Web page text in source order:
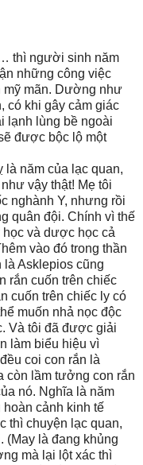
thì người sinh năm
những công việc
mỹ mãn. Dường như
có khi gây cảm giác
lạnh lùng bề ngoài
được bộc lộ một
là năm của lạc quan,
vậy thật! Mẹ tôi
nghành Y, nhưng rồi
quân đội. Chính vì thế
học và dược học cả
vào đó trong thần
Asklepios cũng
rắn cuốn trên chiếc
cuốn trên chiếc ly có
muốn nhả nọc độc
Và tôi đã được giải
làm biểu hiệu vì
coi con rắn là
còn lầm tưởng con rắn
nó. Nghĩa là năm
hoàn cảnh kinh tế
thì chuyện lạc quan,
(May là đang khủng
mà lại lột xác thì